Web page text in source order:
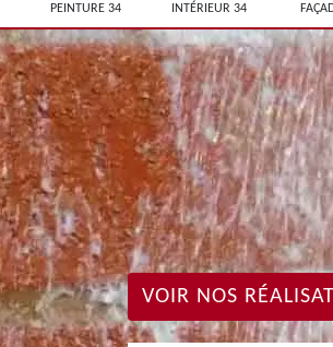
PEINTURE 34
INTÉRIEUR 34
VOIR NOS